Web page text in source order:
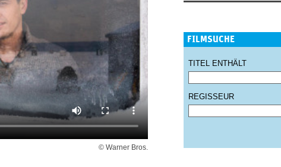
© Warner Bros.
FILMSUCHE
TITEL ENTHÄLT
REGISSEUR